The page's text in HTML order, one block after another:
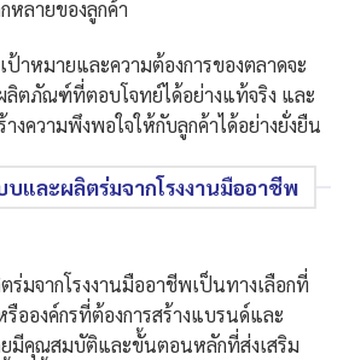
หลายของลูกค้า
ป้าหมายและความต้องการของตลาดจะ
ตภัณฑ์ที่ตอบโจทย์ได้อย่างแท้จริง และ
งความพึงพอใจให้กับลูกค้าได้อย่างยั่งยืน
บและผลิตร่มจากโรงงานมืออาชีพ
มจากโรงงานมืออาชีพเป็นทางเลือกที่
อองค์กรที่ต้องการสร้างแบรนด์และ
มีคุณสมบัติและขั้นตอนหลักที่ส่งเสริม